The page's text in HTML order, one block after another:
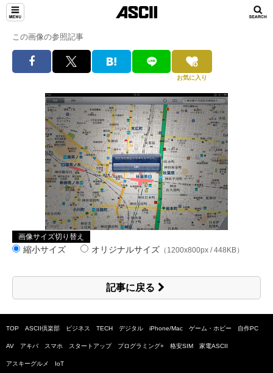
この画像の参照記事
お気に入り
画像サイズ切り替え
縮小サイズ オリジナルサイズ （1200x800px / 448KB）
記事に戻る
TOP ASCII倶楽部 ビジネス TECH デジタル iPhone/Mac ゲーム・ホビー 自作PC
AV アキバ スマホ スタートアップ プログラミング+ 格安SIM 家電ASCII
アスキーグルメ IoT